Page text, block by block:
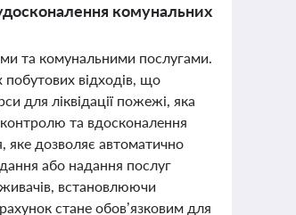
комунальних
та комунальними послугами.
побутових відходів, що
для ліквідації пожежі, яка
та вдосконалення
яке дозволяє автоматично
або надання послуг
встановлюючи
стане обов’язковим для